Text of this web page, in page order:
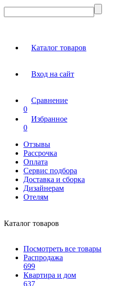
Каталог товаров
Вход на сайт
Сравнение
0
Избранное
0
Отзывы
Рассрочка
Оплата
Сервис подбора
Доставка и сборка
Дизайнерам
Отелям
Каталог товаров
Посмотреть все товары
Распродажа
699
Квартира и дом
637